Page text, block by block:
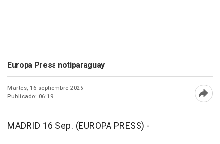
Europa Press notiparaguay
Martes, 16 septiembre 2025
Publicado: 06:19
MADRID 16 Sep. (EUROPA PRESS) -